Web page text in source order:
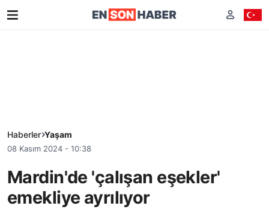
Haberler Yaşam
08 Kasım 2024 - 10:38
Mardin'de 'çalışan eşekler'
emekliye ayrılıyor